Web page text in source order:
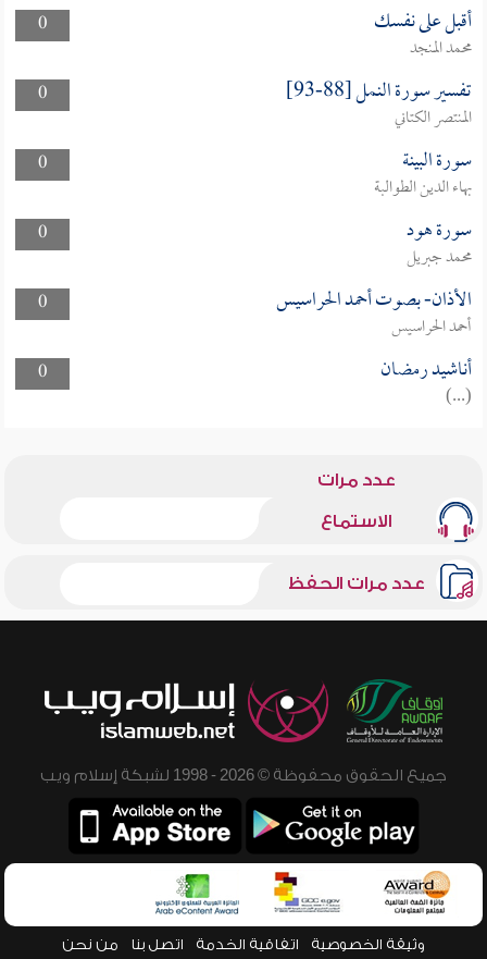
0 أقبل على نفسك
محمد المنجد
0
تفسير سورة النمل [88-93]
المنتصر الكتاني
0
سورة البينة
بهاء الدين الطوالبة
0
سورة هود
محمد جبريل
0
الأذان- بصوت أحمد الحراسيس
أحمد الحراسيس
0
أناشيد رمضان
(...)
عدد مرات
الاستماع
عدد مرات الحفظ
جميع الحقوق محفوظة © 2026 - 1998 لشبكة إسلام ويب
وثيقة الخصوصية اتفاقية الخدمة اتصل بنا من نحن